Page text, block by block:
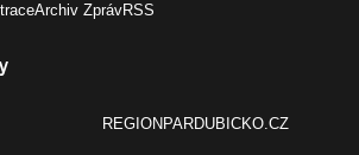
Archiv ZprávRSS
REGIONPARDUBICKO.CZ